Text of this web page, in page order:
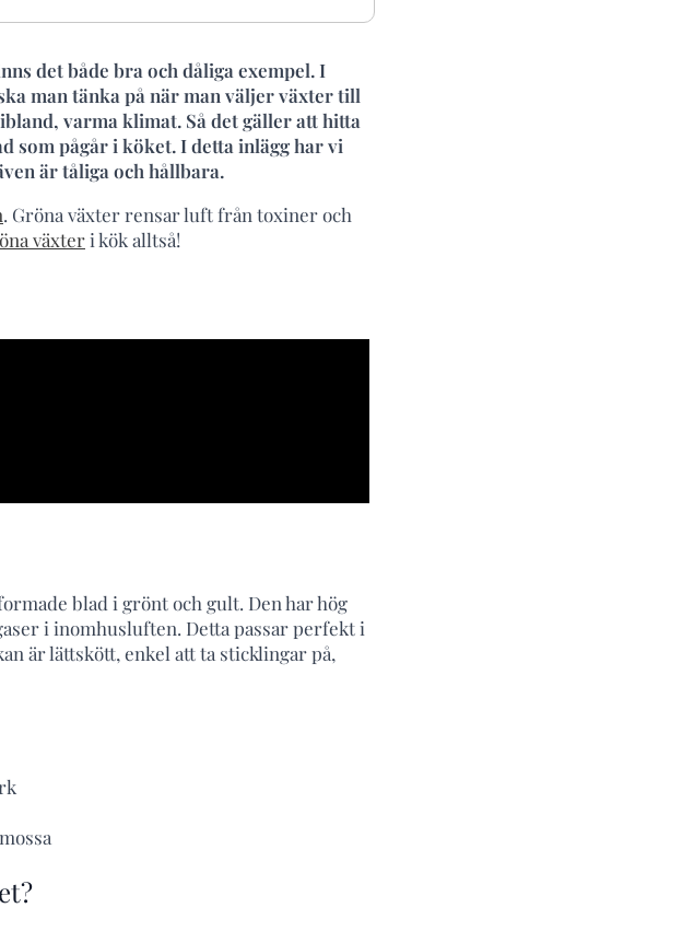
det både bra och dåliga exempel. I
man tänka på när man väljer växter till
varma klimat. Så det gäller att hitta
som pågår i köket. I detta inlägg har vi
är tåliga och hållbara.
. Gröna växter rensar luft från toxiner och
växteri kök alltså!
blad i grönt och gult. Den har hög
i inomhusluften. Detta passar perfekt i
är lättskött, enkel att ta sticklingar på,